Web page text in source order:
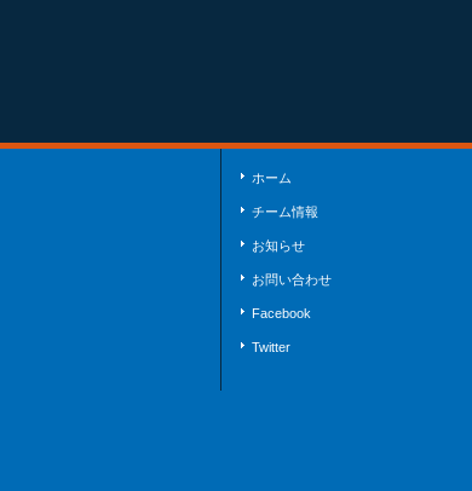
ホーム
チーム情報
お知らせ
お問い合わせ
Facebook
Twitter